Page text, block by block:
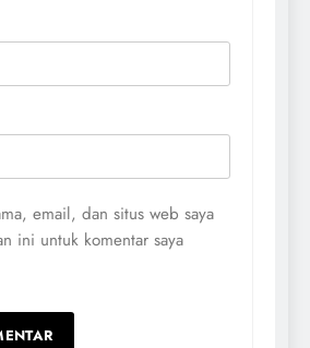
email, dan situs web saya
ini untuk komentar saya